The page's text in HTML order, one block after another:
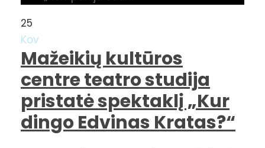
25
Kov
Mažeikių kultūros
centre teatro studija
pristatė spektaklį „Kur
dingo Edvinas Kratas?“